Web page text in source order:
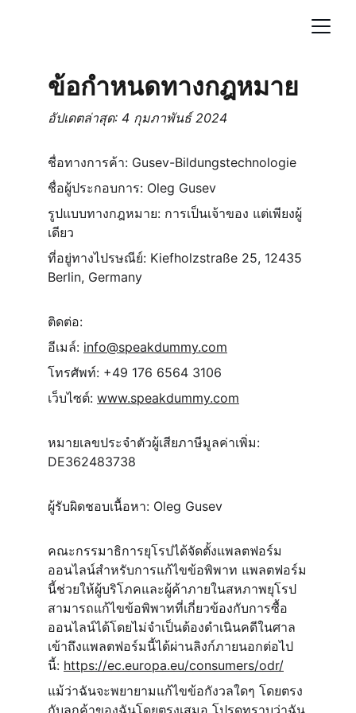
ข้อกำหนดทางกฎหมาย
อัปเดตล่าสุด: 4 กุมภาพันธ์ 2024
ชื่อทางการค้า: Gusev-Bildungstechnologie
ชื่อผู้ประกอบการ: Oleg Gusev
รูปแบบทางกฎหมาย: การเป็นเจ้าของ แต่เพียงผู้
เดียว
ที่อยู่ทางไปรษณีย์: Kiefholzstraße 25, 12435
Berlin, Germany
ติดต่อ:
อีเมล์: info@speakdummy.com
โทรศัพท์: +49 176 6564 3106
เว็บไซต์: www.speakdummy.com
หมายเลขประจำตัวผู้เสียภาษีมูลค่าเพิ่ม:
DE362483738
ผู้รับผิดชอบเนื้อหา: Oleg Gusev
คณะกรรมาธิการยุโรปได้จัดตั้งแพลตฟอร์ม
ออนไลน์สำหรับการแก้ไขข้อพิพาท แพลตฟอร์ม
นี้ช่วยให้ผู้บริโภคและผู้ค้าภายในสหภาพยุโรป
สามารถแก้ไขข้อพิพาทที่เกี่ยวข้องกับการซื้อ
ออนไลน์ได้โดยไม่จำเป็นต้องดำเนินคดีในศาล
เข้าถึงแพลตฟอร์มนี้ได้ผ่านลิงก์ภายนอกต่อไป
นี้: https://ec.europa.eu/consumers/odr/
แม้ว่าฉันจะพยายามแก้ไขข้อกังวลใดๆ โดยตรง
กับลูกค้าของฉันโดยตรงเสมอ โปรดทราบว่าฉัน